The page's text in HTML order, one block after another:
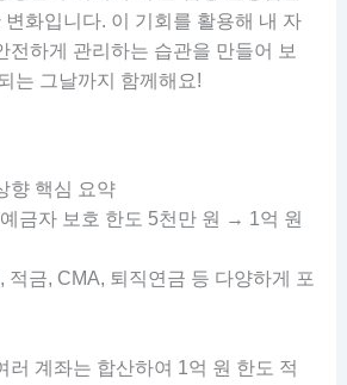
화입니다. 이 기회를 활용해 내 자
전하게 관리하는 습관을 만들어 보
는 그날까지 함께해요!
향 핵심 요약
예금자 보호 한도 5천만 원 → 1억 원
적금, CMA, 퇴직연금 등 다양하게 포
러 계좌는 합산하여 1억 원 한도 적